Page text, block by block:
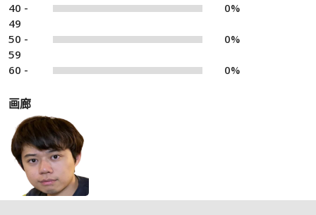
40 -
49
0%
50 -
59
0%
60 - 0%
画廊